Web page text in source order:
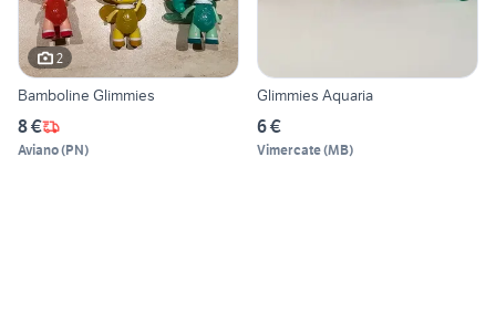
2
Bamboline Glimmies
8 €
Aviano(PN)
Glimmies Aquaria
6 €
Vimercate(MB)